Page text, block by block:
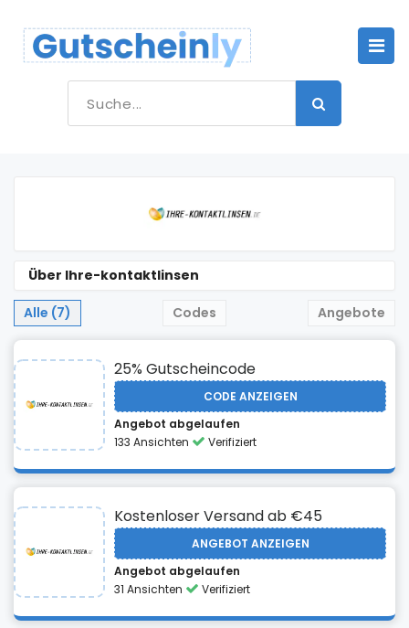
Über Ihre-kontaktlinsen
Alle (7) Codes Angebote
25% Gutscheincode
CODE ANZEIGEN
Angebot abgelaufen
133 Ansichten
Verifiziert
Kostenloser Versand ab €45
ANGEBOT ANZEIGEN
Angebot abgelaufen
31 Ansichten
Verifiziert